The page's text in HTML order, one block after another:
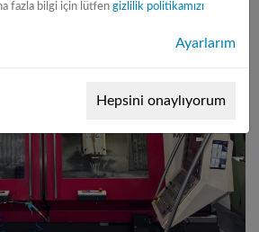
fazla bilgi için lütfen gizlilik politikamızı
Ayarlarım
Hepsini onaylıyorum